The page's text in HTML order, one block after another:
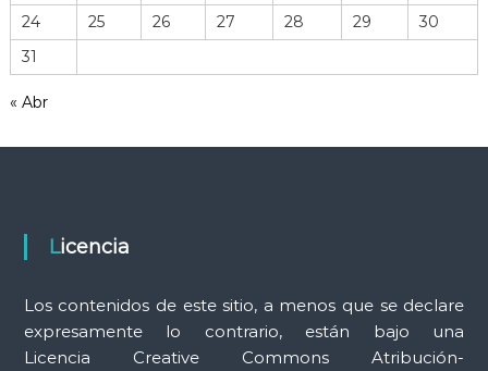
r
m
i
n
24
25 26 27 28 29
30
31
« Abr
Licencia
Los contenidos de este sitio, a menos que se declare
expresamente lo contrario, están bajo una
Licencia Creative Commons Atribución-